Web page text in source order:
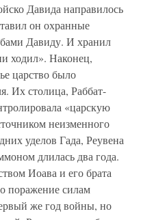
Давида направилось
он охранные
Давиду. И хранил
ходил». Наконец,
царство было
Их столица, Раббат-
«царскую
неизменного
уделов Гада, Реувена
длилась два года.
Иоава и его брата
поражение силам
же год войны, но